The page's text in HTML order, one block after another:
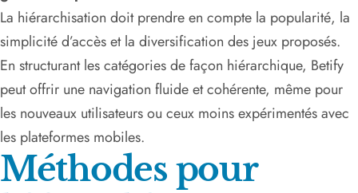
La hiérarchisation doit prendre en compte la popularité, la
simplicité d’accès et la diversification des jeux proposés.
En structurant les catégories de façon hiérarchique, Betify
peut offrir une navigation fluide et cohérente, même pour
les nouveaux utilisateurs ou ceux moins expérimentés avec
les plateformes mobiles.
Méthodes pour